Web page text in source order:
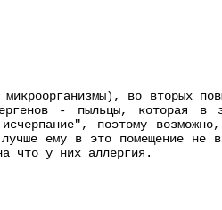
во вторых
- пыльцы, которая в
поэтому
ему в это помещение не
что у них аллергия.